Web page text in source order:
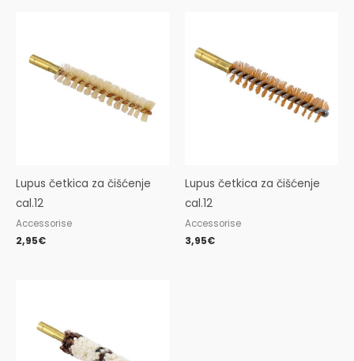
Lupus četkica za čišćenje
cal.12
Accessorise
2,95€
Lupus četkica za čišćenje
cal.12
Accessorise
3,95€